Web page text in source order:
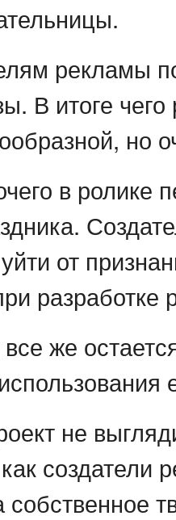
рекламы
В итоге
но
в ролике
от
разработке
же
не
создатели